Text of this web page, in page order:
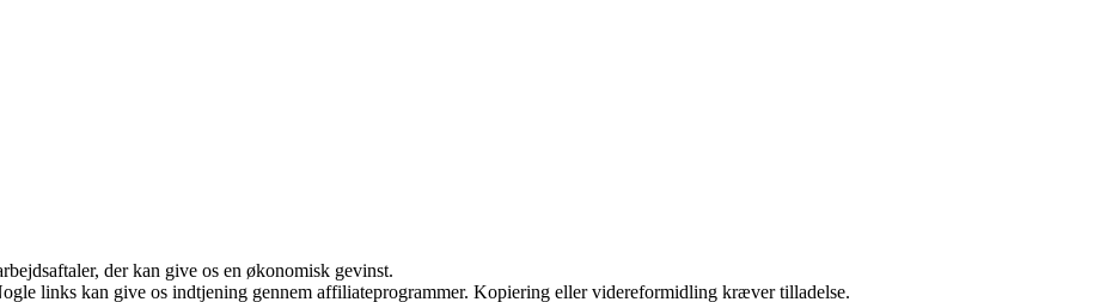
der kan give os en økonomisk gevinst.
links kan give os indtjening gennem affiliateprogrammer. Kopiering eller videreformidling kræver tilladelse.